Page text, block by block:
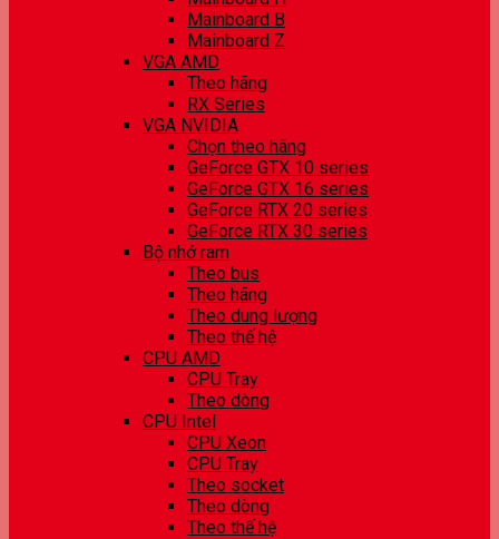
Mainboard B
Mainboard Z
VGA AMD
Theo hãng
RX Series
VGA NVIDIA
Chọn theo hãng
GeForce GTX 10 series
GeForce GTX 16 series
GeForce RTX 20 series
GeForce RTX 30 series
Bộ nhớ ram
Theo bus
Theo hãng
Theo dung lượng
Theo thế hệ
CPU AMD
CPU Tray
Theo dòng
CPU Intel
CPU Xeon
CPU Tray
Theo socket
Theo dòng
Theo thế hệ